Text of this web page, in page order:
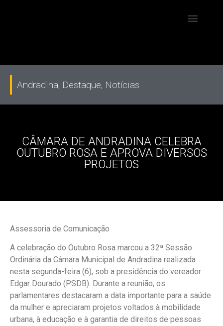
Andradina, Destaque, Notícias
CÂMARA DE ANDRADINA CELEBRA
OUTUBRO ROSA E APROVA DIVERSOS
PROJETOS
Assessoria de Comunicação
A celebração do Outubro Rosa marcou a 32ª Sessão
Ordinária da Câmara Municipal de Andradina realizada
nesta segunda-feira (6), sob a presidência do vereador
Edgar Dourado (PSDB). Durante a reunião, os
parlamentares destacaram a data importante para a saúde
da mulher e apreciaram projetos voltados à mobilidade
urbana, à educação e à garantia de direitos de pessoas